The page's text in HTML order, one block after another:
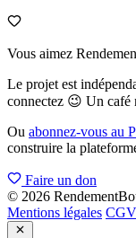
Vous aimez
Le projet est
connectez 😉 Un café
Ou abonnez-vous au
construire la
Faire un don
© 2026
Mentions légales CGV